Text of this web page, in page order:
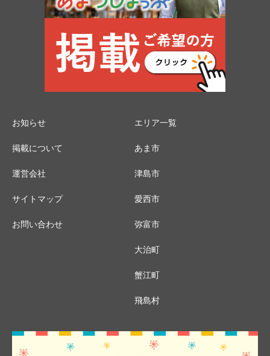
お知らせ
掲載について
運営会社
サイトマップ
お問い合わせ
エリア一覧
あま市
津島市
愛西市
弥富市
大治町
蟹江町
飛島村